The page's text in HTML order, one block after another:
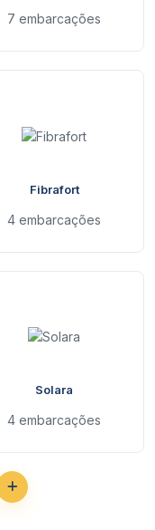
7 embarcações
Fibrafort
4 embarcações
Solara
4 embarcações